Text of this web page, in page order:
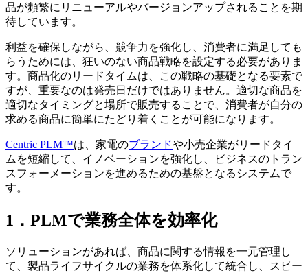
品が頻繁にリニューアルやバージョンアップされることを期
待しています。
利益を確保しながら、競争力を強化し、消費者に満足しても
らうためには、狂いのない商品戦略を設定する必要がありま
す。商品化のリードタイムは、この戦略の基礎となる要素で
すが、重要なのは発売日だけではありません。適切な商品を
適切なタイミングと場所で販売することで、消費者が自分の
求める商品に簡単にたどり着くことが可能になります。
Centric PLM™は、家電のブランドや小売企業がリードタイ
ムを短縮して、イノベーションを強化し、ビジネスのトラン
スフォーメーションを進めるための基盤となるシステムで
す。
1．PLMで業務全体を効率化
ソリューションがあれば、商品に関する情報を一元管理し
て、製品ライフサイクルの業務を体系化して統合し、スピー